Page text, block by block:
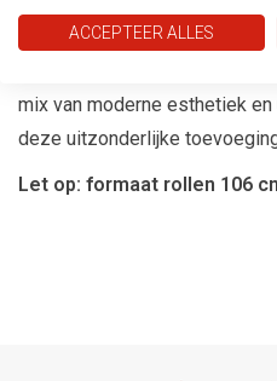
statement af dat uw verfijnde
mix van moderne esthetiek
deze uitzonderlijke
Let op: formaat rollen 106
ACCEPTEER ALLES